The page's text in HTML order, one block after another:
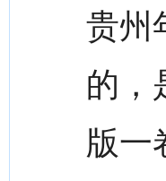
贵州
的，
版一